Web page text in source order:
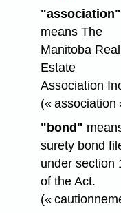
"association"
means The
Manitoba Real
Estate
Association
(« association
"bond"
surety bond
under section
of the Act.
(«